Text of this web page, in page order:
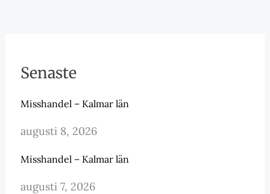
Senaste
Misshandel – Kalmar län
augusti 8, 2026
Misshandel – Kalmar län
augusti 7, 2026